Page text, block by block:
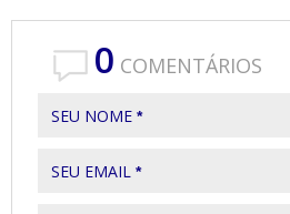
0 COMENTÁRIOS
SEU NOME *
SEU EMAIL *